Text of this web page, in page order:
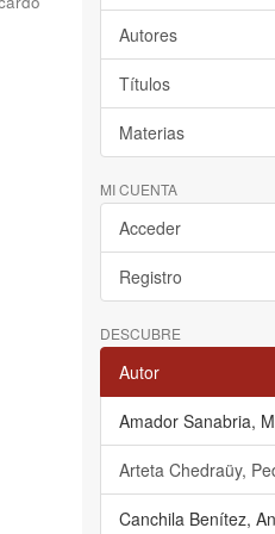
Autores
Títulos
Materias
MI CUENTA
Acceder
Registro
DESCUBRE
Autor
Amador Sanabria,
Arteta Chedraüy,
Canchila Benítez,